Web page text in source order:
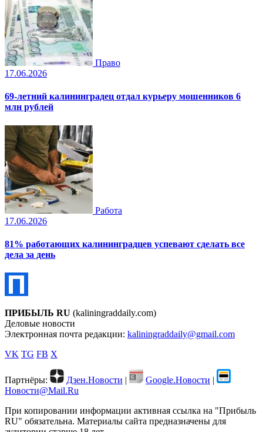
Право
17.06.2026
69-летний калининградец отдал курьеру мошенников 6
млн рублей
Работа
17.06.2026
81% работающих калининградцев успевают сделать все
дела за день
ПРИБЫЛЬ RU (kaliningraddaily.com)
Деловые новости
Электронная почта редакции: kaliningraddaily@gmail.com
VK TG FB X
Партнёры: Дзен.Новости | Google.Новости |
Новости@Mail.Ru
При копировании информации активная ссылка на "Прибыль
RU" обязательна. Материалы сайта предназначены для